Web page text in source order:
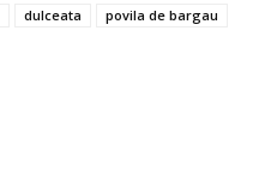
dulceata
povila de bargau